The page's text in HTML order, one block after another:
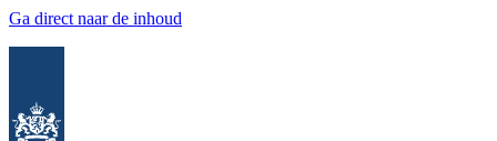
Ga direct naar de inhoud